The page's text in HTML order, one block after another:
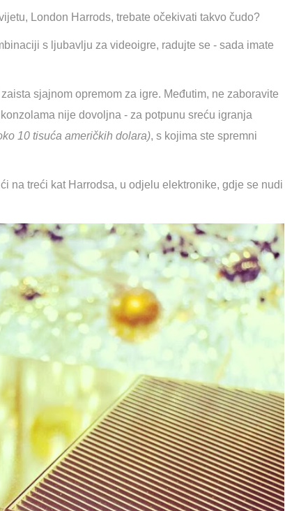
London Harrods, trebate očekivati takvo čudo?
s ljubavlju za videoigre, radujte se - sada imate
sjajnom opremom za igre. Međutim, ne zaboravite
nije dovoljna - za potpunu sreću igranja
10 tisuća američkih dolara), s kojima ste spremni
na treći kat Harrodsa, u odjelu elektronike, gdje se nudi